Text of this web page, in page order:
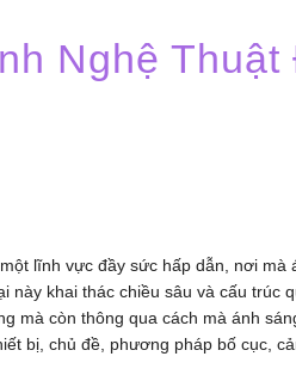
Nghệ
lĩnh vực đầy sức hấp dẫn, nơi
này khai thác chiều sâu và cấu trúc
mà còn thông qua cách mà ánh
bị, chủ đề, phương pháp bố cục,